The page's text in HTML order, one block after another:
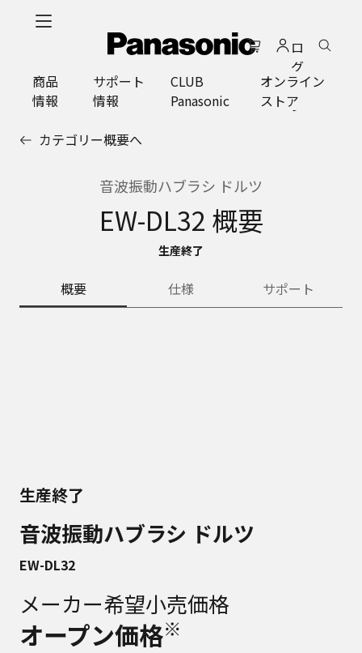
ロ
グ
イ
ン
商品
情報
サポート
情報
CLUB
Panasonic
オンライン
ストア
カテゴリー概要へ
音波振動ハブラシ ドルツ
EW-DL32 概要
生産終了
概要 仕様 サポート
生産終了
音波振動ハブラシ ドルツ
EW-DL32
メーカー希望小売価格
オープン価格※